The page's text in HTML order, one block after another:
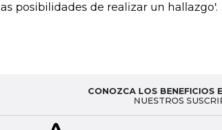
las posibilidades de realizar un hallazgo'.
CONOZCA LOS BENEFICIOS
NUESTROS